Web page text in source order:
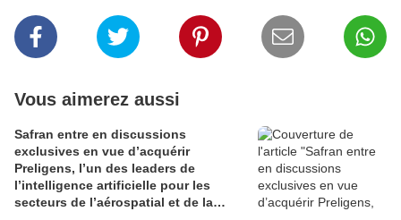
Vous aimerez aussi
Safran entre en discussions
exclusives en vue d’acquérir
Preligens, l’un des leaders de
l’intelligence artificielle pour les
secteurs de l’aérospatial et de la